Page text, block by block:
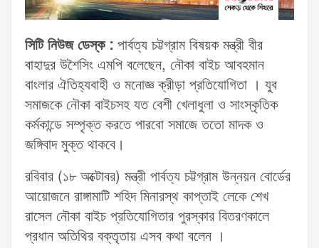
সিটি নিউজ ডেস্ক : পার্বত্য চট্টগ্রাম বিষয়ক মন্ত্রী বীর
বাহাদুর উশৈসিং এমপি বলেছেন, নৌকা বাইচ আবহমান
বাংলার ঐতিহ্যবাহী ও মনোজ্ঞ ক্রীড়া প্রতিযোগিতা । যুব
সমাজকে নৌকা বাইচসহ যত বেশী খেলাধুলা ও সাংস্কৃতিক
কর্মকান্ডে সম্পৃক্ত করতে পারবো সমাজে ততো মাদক ও
জঙ্গিবাদ মুক্ত থাকবে।
রবিবার (১৮ অক্টোবর) মন্ত্রী পার্বত্য চট্টগ্রাম উন্নয়ন বোর্ডের
আয়োজনে রাঙ্গামাটি শহিদ মিনারস্থ কাপ্তাই লেকে শেখ
রাসেল নৌকা বাইচ প্রতিযোগিতার পুরস্কার বিতরণকালে
প্রধান অতিথির বক্তৃতায় এসব কথা বলেন ।